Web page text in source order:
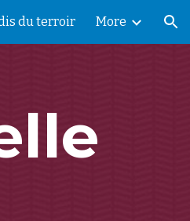
du terroir More